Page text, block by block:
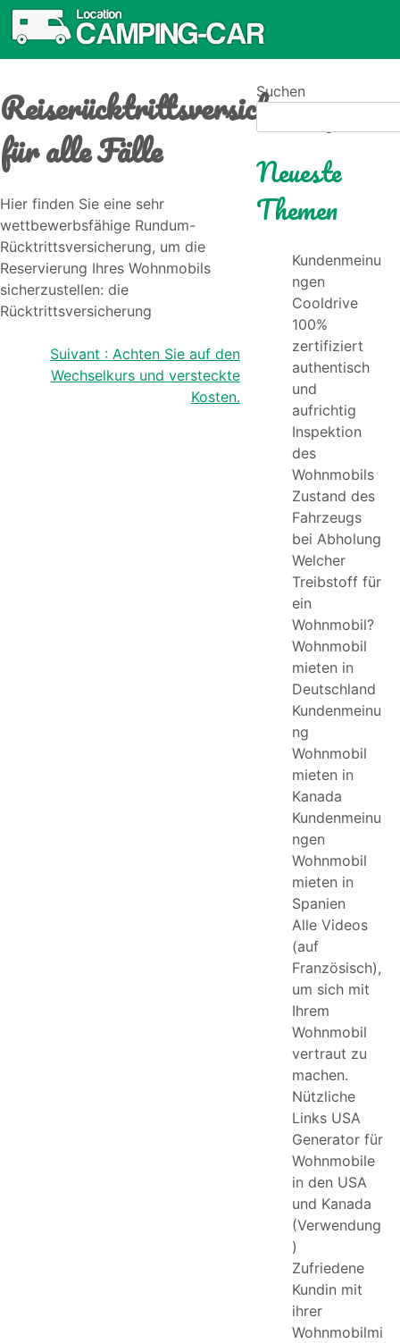
Reiserücktrittsversicherung
für alle Fälle
Hier finden Sie eine sehr
wettbewerbsfähige Rundum-
Rücktrittsversicherung, um die
Reservierung Ihres Wohnmobils
sicherzustellen: die
Rücktrittsversicherung
Beitragsnavigation
Suivant : Achten Sie auf den
Wechselkurs und versteckte
Kosten.
Suchen
Neueste
Themen
Kundenmeinu
ngen
Cooldrive
100%
zertifiziert
authentisch
und
aufrichtig
Inspektion
des
Wohnmobils
Zustand des
Fahrzeugs
bei Abholung
Welcher
Treibstoff für
ein
Wohnmobil?
Wohnmobil
mieten in
Deutschland
Kundenmeinu
ng
Wohnmobil
mieten in
Kanada
Kundenmeinu
ngen
Wohnmobil
mieten in
Spanien
Alle Videos
(auf
Französisch),
um sich mit
Ihrem
Wohnmobil
vertraut zu
machen.
Nützliche
Links USA
Generator für
Wohnmobile
in den USA
und Kanada
(Verwendung
)
Zufriedene
Kundin mit
ihrer
Wohnmobilmi